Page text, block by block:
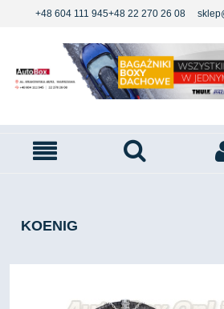
+48 604 111 945+48 22 270 26 08
KOENIG